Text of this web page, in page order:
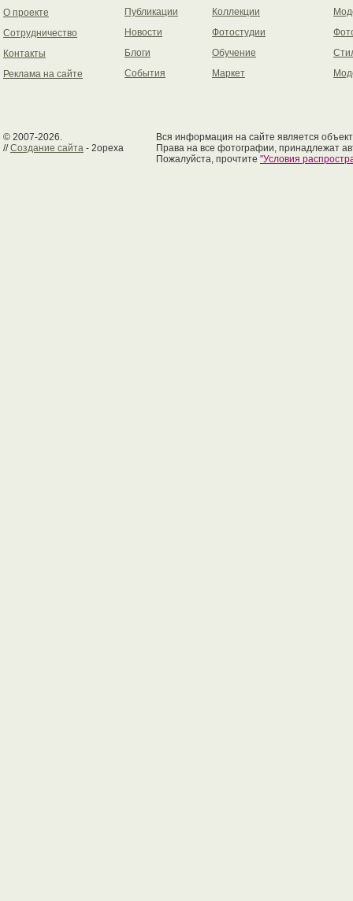
О проекте
Сотрудничество
Контакты
Реклама на сайте
Публикации
Новости
Блоги
События
Коллекции
Фотостудии
Обучение
Маркет
© 2007-2026.
//Создание сайта - 2opexa
Вся информация на сайте является
Права на все фотографии, принадлежат
Пожалуйста, прочтите "Условия